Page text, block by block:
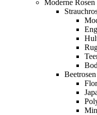
Moderne Rosen
Beetrosen